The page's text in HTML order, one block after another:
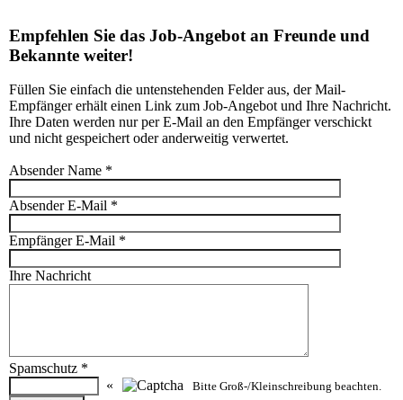
Empfehlen Sie das Job-Angebot an Freunde und
Bekannte weiter!
Füllen Sie einfach die untenstehenden Felder aus, der Mail-
Empfänger erhält einen Link zum Job-Angebot und Ihre Nachricht.
Ihre Daten werden nur per E-Mail an den Empfänger verschickt
und nicht gespeichert oder anderweitig verwertet.
Absender Name *
Absender E-Mail *
Empfänger E-Mail *
Ihre Nachricht
Spamschutz *
«
Bitte Groß-/Kleinschreibung beachten.